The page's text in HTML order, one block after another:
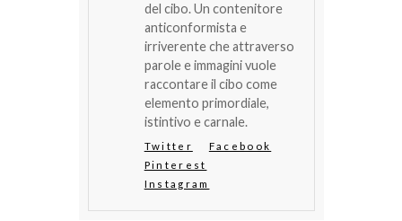
del cibo. Un contenitore
anticonformista e
irriverente che attraverso
parole e immagini vuole
raccontare il cibo come
elemento primordiale,
istintivo e carnale.
Twitter
Facebook
Pinterest
Instagram